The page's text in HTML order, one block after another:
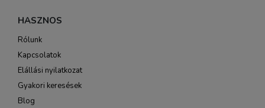
HASZNOS
Rólunk
Kapcsolatok
Elállási nyilatkozat
Gyakori keresések
Blog